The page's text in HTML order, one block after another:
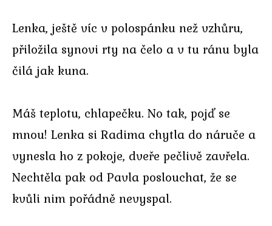
Lenka, ještě víc v polospánku než vzhůru,
přiložila synovi rty na čelo a v tu ránu byla
čilá jak kuna.
Máš teplotu, chlapečku. No tak, pojď se
mnou! Lenka si Radima chytla do náruče a
vynesla ho z pokoje, dveře pečlivě zavřela.
Nechtěla pak od Pavla poslouchat, že se
kvůli nim pořádně nevyspal.